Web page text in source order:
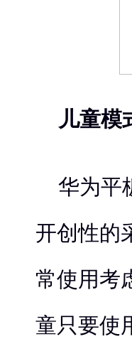
儿童模
华为平
开创性的
常使用考
童只要使